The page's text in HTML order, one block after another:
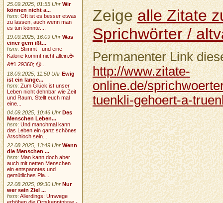
Zeigealle Zitate
Sprichwörter /
Permanenter Link
http://www.zitate-
online.de/
tuenkli-gehoert-a-
25.09.2025, 01:55 Uhr Wir
können nicht a...
hsm:Oft ist es besser etwas
zu lassen, auch wenn man
es tun könnte....
19.09.2025, 16:09 Uhr Was
einer gern ißt...
hsm:Stimmt - und eine
Kalorie kommt nicht allein.☕
&#1 29360; 🙃...
18.09.2025, 11:50 Uhr Ewig
ist ein lange...
hsm:Zum Glück ist unser
Leben nicht dehnbar wie Zeit
und Raum. Stellt euch mal
eine...
04.09.2025, 10:46 Uhr Des
Menschen Leben...
hsm:Und manchmal kann
das Leben ein ganz schönes
Arschloch sein....
22.08.2025, 13:49 Uhr Wenn
die Menschen ...
hsm:Man kann doch aber
auch mit netten Menschen
ein entspanntes und
gemütliches Pla...
22.08.2025, 09:30 Uhr Nur
wer sein Ziel ...
hsm:Allerdings: Umwege